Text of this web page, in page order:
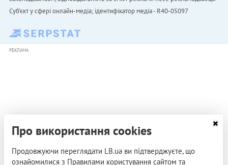
Cуб'єкт у сфері онлайн-медіа; ідентифікатор медіа - R40-05097
РЕКЛАМА
Про використання cookies
Продовжуючи переглядати LB.ua ви підтверджуєте, що
ознайомилися з Правилами користування сайтом та